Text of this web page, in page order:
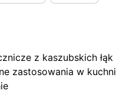
z kaszubskich łąk
zastosowania w kuchni